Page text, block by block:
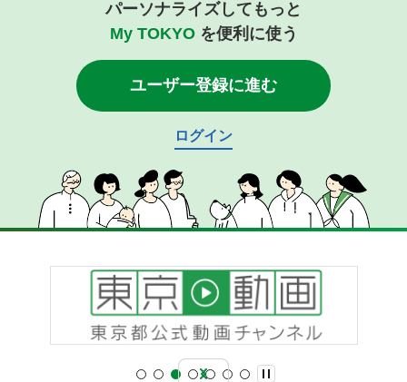
パーソナライズしてもっと
My TOKYOを便利に使う
ユーザー登録に進む
ログイン